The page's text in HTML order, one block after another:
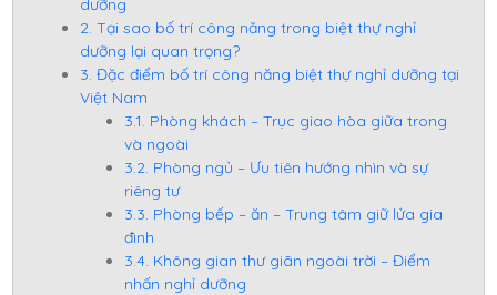
2. Tại sao bố trí công năng trong biệt thự nghỉ
dưỡng lại quan trọng?
3. Đặc điểm bố trí công năng biệt thự nghỉ dưỡng tại
Việt Nam
3.1. Phòng khách – Trục giao hòa giữa trong
và ngoài
3.2. Phòng ngủ – Ưu tiên hướng nhìn và sự
riêng tư
3.3. Phòng bếp – ăn – Trung tâm giữ lửa gia
đình
3.4. Không gian thư giãn ngoài trời – Điểm
nhấn nghỉ dưỡng